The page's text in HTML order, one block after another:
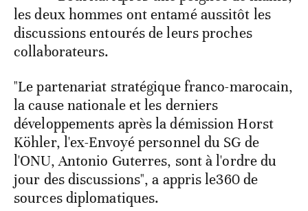
les deux hommes ont entamé aussitôt les
discussions entourés de leurs proches
collaborateurs.
"Le partenariat stratégique franco-marocain,
la cause nationale et les derniers
développements après la démission Horst
Köhler, l'ex-Envoyé personnel du SG de
l'ONU, Antonio Guterres, sont à l'ordre du
jour des discussions", a appris le360 de
sources diplomatiques.